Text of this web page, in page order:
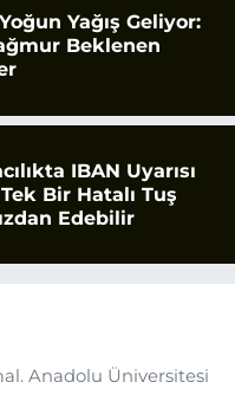
Yağış Geliyor:
Beklenen
IBAN Uyarısı
Bir Hatalı Tuş
Edebilir
Anadolu Üniversitesi